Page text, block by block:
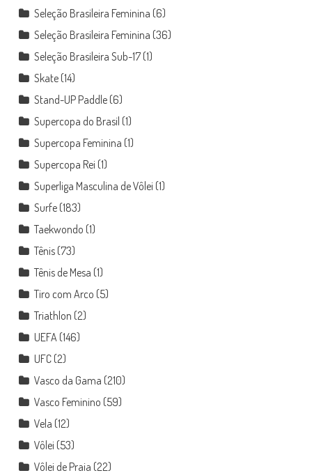
Seleção Brasileira Feminina (6)
Seleção Brasileira Feminina (36)
Seleção Brasileira Sub-17(1)
Skate(14)
Stand-UP Paddle(6)
Supercopa do Brasil (1)
Supercopa Feminina (1)
Supercopa Rei (1)
Superliga Masculina de Vôlei (1)
Surfe(183)
Taekwondo (1)
Tênis(73)
Tênis de Mesa (1)
Tiro com Arco (5)
Triathlon (2)
UEFA(146)
UFC(2)
Vasco da Gama (210)
Vasco Feminino (59)
Vela (12)
Vôlei (53)
Vôlei de Praia (22)